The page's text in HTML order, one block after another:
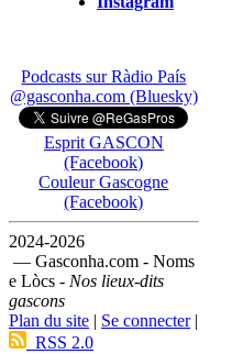
Podcasts sur Ràdio País
@gasconha.com (Bluesky)
Esprit GASCON
(Facebook)
Couleur Gascogne
(Facebook)
2024-2026
— Gasconha.com - Noms
e Lòcs - Nos lieux-dits
gascons
Plan du site | Se connecter|
RSS 2.0